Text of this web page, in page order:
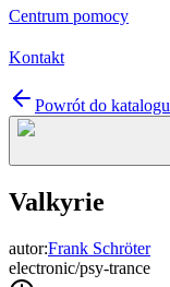
Centrum pomocy
Kontakt
Powrót do katalogu
Valkyrie
autor:Frank Schröter
electronic/psy-trance